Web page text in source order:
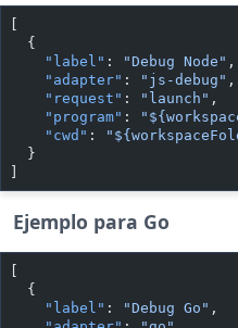
  {
    "label"
: "Debug Node" ,
    "adapter"
: "js-debug" ,
    "request"
: "launch" ,
    "program"
:
    "cwd"
:
  }
Ejemplo para Go
  {
    "label"
: "Debug Go" ,